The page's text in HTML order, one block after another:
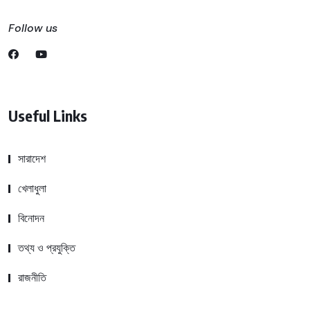
Follow us
Useful Links
সারাদেশ
খেলাধুলা
বিনোদন
তথ্য ও প্রযুক্তি
রাজনীতি